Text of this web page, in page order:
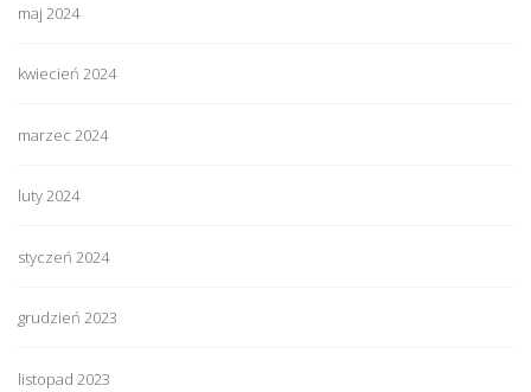
maj 2024
kwiecień 2024
marzec 2024
luty 2024
styczeń 2024
grudzień 2023
listopad 2023